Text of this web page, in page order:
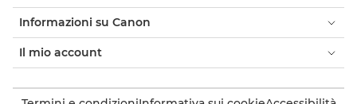
Informazioni su Canon
Il mio account